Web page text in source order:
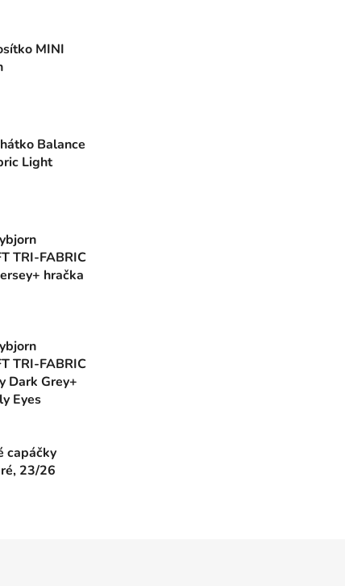
MINI
Balance
Light
TRI-FABRIC
hračka
TRI-FABRIC
Dark Grey+
Eyes
capáčky
23/26